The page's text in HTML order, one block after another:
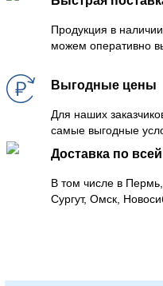
Продукция в
можем оперативно
Выгодные цены
Для наших
самые выгодные
Доставка по
В том числе в
Сургут, Омск,